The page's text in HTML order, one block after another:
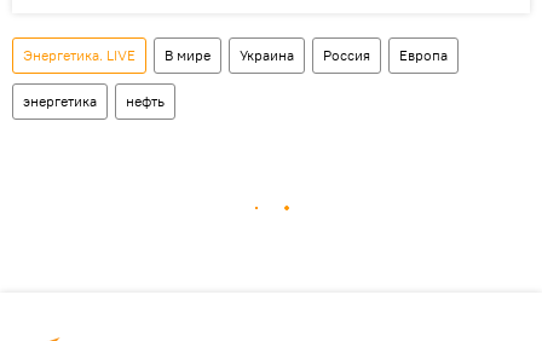
Энергетика. LIVE В мире Украина Россия Европа
энергетика нефть